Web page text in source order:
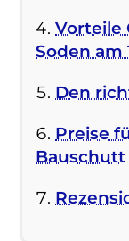
Vorteile
Soden am
Den
Preise
Bauschutt